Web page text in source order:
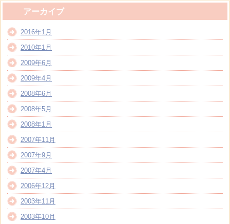
アーカイブ
2016年1月
2010年1月
2009年6月
2009年4月
2008年6月
2008年5月
2008年1月
2007年11月
2007年9月
2007年4月
2006年12月
2003年11月
2003年10月